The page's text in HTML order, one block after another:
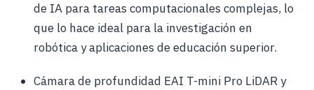
de IA para tareas computacionales complejas, lo
que lo hace ideal para la investigación en
robótica y aplicaciones de educación superior.
Cámara de profundidad EAI T-mini Pro LiDAR y